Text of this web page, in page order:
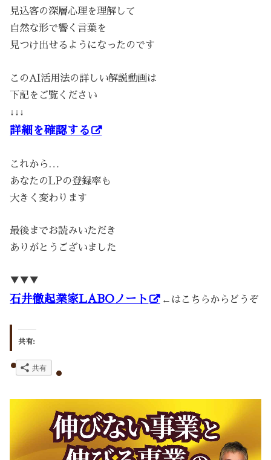
見込客の深層心理を理解して
自然な形で響く言葉を
見つけ出せるようになったのです
このAI活用法の詳しい解説動画は
下記をご覧ください
↓↓↓
詳細を確認する
これから…
あなたのLPの登録率も
大きく変わります
最後までお読みいただき
ありがとうございました
▼▼▼
石井徹起業家LABOノート ←はこちらからどうぞ
共有:
共有